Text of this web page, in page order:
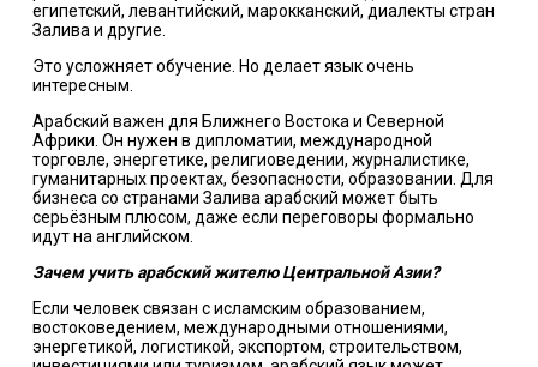
египетский, левантийский, марокканский, диалекты стран
Залива и другие.
Это усложняет обучение. Но делает язык очень
интересным.
Арабский важен для Ближнего Востока и Северной
Африки. Он нужен в дипломатии, международной
торговле, энергетике, религиоведении, журналистике,
гуманитарных проектах, безопасности, образовании. Для
бизнеса со странами Залива арабский может быть
серьёзным плюсом, даже если переговоры формально
идут на английском.
Зачем учить арабский жителю Центральной Азии?
Если человек связан с исламским образованием,
востоковедением, международными отношениями,
энергетикой, логистикой, экспортом, строительством,